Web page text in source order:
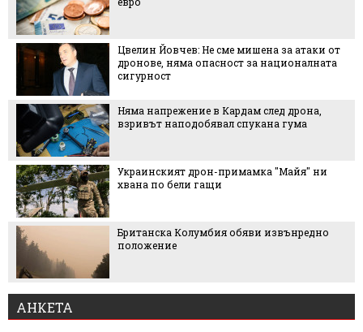
Цвелин Йовчев: Не сме мишена за атаки от
дронове, няма опасност за националната
сигурност
Няма напрежение в Кардам след дрона,
взривът наподобявал спукана гума
Украинският дрон-примамка "Майя" ни
хвана по бели гащи
Британска Колумбия обяви извънредно
положение
АНКЕТА